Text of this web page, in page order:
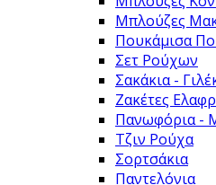
Μπλούζες
Πουκάμισα
Σετ Ρούχων
Σακάκια -
Ζακέτες
Πανωφόρια -
Τζιν Ρούχα
Σορτσάκια
Παντελόνια